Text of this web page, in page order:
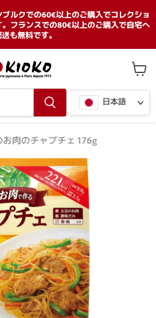
ルクでの60€以上のご購入でコレクショ
フランスでの80€以上のご購入で自宅へ
も無料です。
言
語
日本語
ー
ト
見
肉のチャプチェ 176g